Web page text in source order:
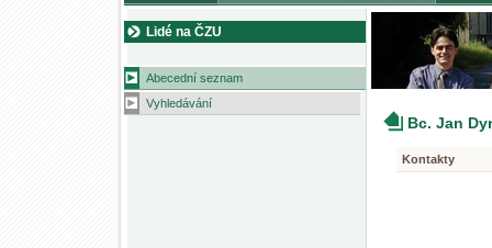
Lidé na ČZU
Abecední seznam
Vyhledávání
Bc. Jan
Kontakty